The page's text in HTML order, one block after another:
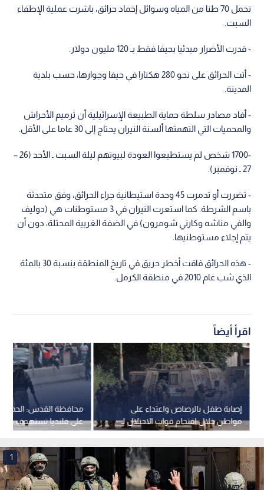
تحمل 70 طنا من المياه وسوائل إخماد حرائق، باشرت عملية الإطفاء
السبت.
- قدرت الأضرار مبدئيا بحيفا فقط بـ 120 مليون دولار.
- أتت الحرائق على نحو 280 هكتارا في حيفا وجوارها، حسب بلدية
المدينة.
- أفاد مصادر سلطة حماية الطبيعة الإسرائيلية أن ترميم الأحراش
والمحميات التي التهمتها ألسنة النيران يحتاج إلى 30 عاما على الأقل.
-1700 شخص لم يستطيعوا العودة لبيوتهم ليلة السبت ـ الأحد (26 –
27 ـ نوفمبر).
- تضررت أو تدمرت 45 وحدة استيطانية جراء الحرائق، وفق متحدثة
باسم الشرطة. كما استعرت النيران في 3 مستوطنات هي (دوليف
والفي مناشه وكارني شومرون) في الضفة الغربية المحتلة، دون أن
يتم إجلاء مستوطنيها.
- هذه الحرائق فاقت أخطر حريق في تاريخ المنطقة بنسبة 30 بالمئة
الذي شب عام 2010 في منطقة الكرمل.
اقرأ أيضاً
محافظة القدس: الحملة
على قلنديا تستهدف
وتخدم مشاريع
إصابة طفل بالرصاص واعتداء على
مواطن خلال اقتحام قوات الاحتلال لـ
جنين
1